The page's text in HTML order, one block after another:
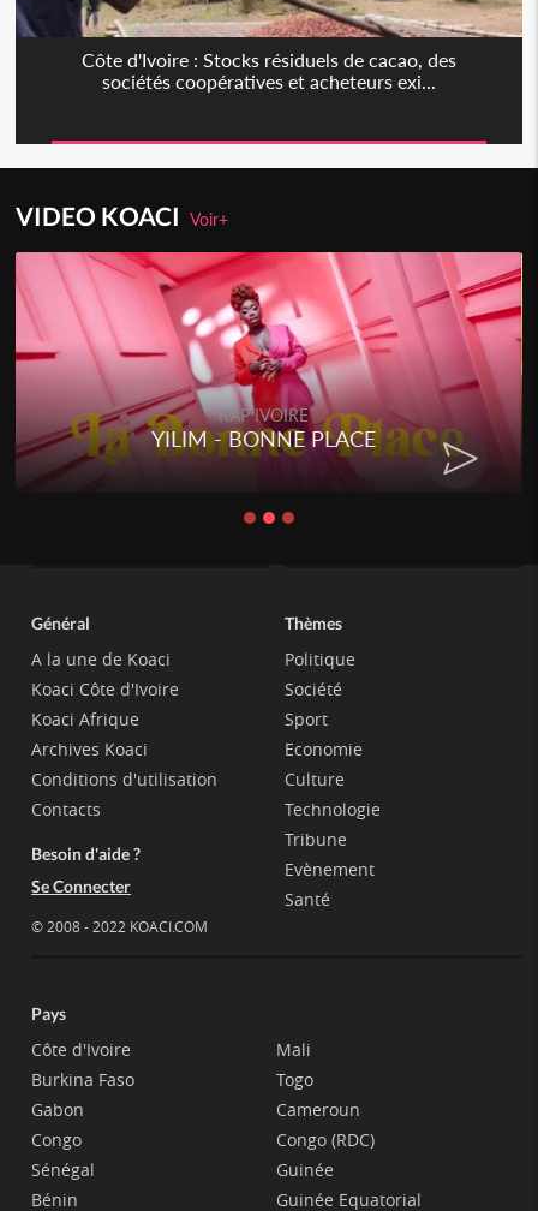
Côte d'Ivoire : Stocks résiduels de cacao, des
sociétés coopératives et acheteurs exi...
VIDEO KOACIVoir+
RAP IVOIRE
YILIM - BONNE PLACE
Général
A la une de Koaci
Koaci Côte d'Ivoire
Koaci Afrique
Archives Koaci
Conditions d'utilisation
Contacts
Besoin d'aide ?
Se Connecter
© 2008 - 2022 KOACI.COM
Thèmes
Politique
Société
Sport
Economie
Culture
Technologie
Tribune
Evènement
Santé
Pays
Côte d'Ivoire
Burkina Faso
Gabon
Congo
Sénégal
Bénin
Mali
Togo
Cameroun
Congo (RDC)
Guinée
Guinée Equatorial